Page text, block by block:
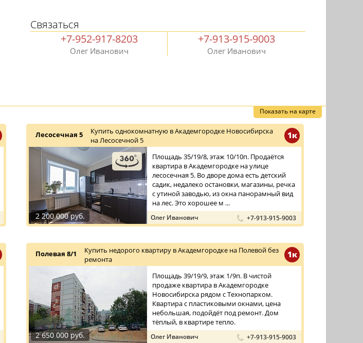
Связаться
+7-952-917-8203
Олег Иванович
+7-913-915-9003
Олег Иванович
Показать на карте
1к
Лесосечная 5
Купить однокомнатную в Академгородке Новосибирска
на Лесосечной 5
2 200 000 руб.
Площадь 35/19/8, этаж 10/10п. Продаётся
квартира в Академгородке на улице
лесосечная 5. Во дворе дома есть детский
садик, недалеко остановки, магазины, речка
с утиной заводью, из окна панорамный вид
на лес. Это хорошее м ...
Олег Иванович +7-913-915-9003
1к
Полевая 8/1
Купить недорого квартиру в Академгородке на Полевой без
ремонта
2 650 000 руб.
Площадь 39/19/9, этаж 1/9п. В чистой
продаже квартира в Академгородке
Новосибирска рядом с Технопарком.
Квартира с пластиковыми окнами, цена
небольшая, подойдёт под ремонт. Дом
тёплый, в квартире тепло.
Олег Иванович +7-913-915-9003